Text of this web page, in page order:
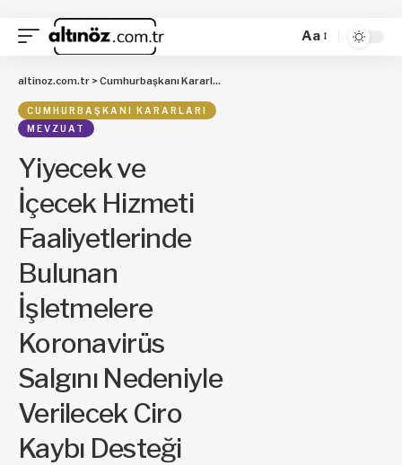
Aa
altinoz.com.tr > Cumhurbaşkanı Kararları
CUMHURBAŞKANI KARARLARI
MEVZUAT
Yiyecek ve
İçecek Hizmeti
Faaliyetlerinde
Bulunan
İşletmelere
Koronavirüs
Salgını Nedeniyle
Verilecek Ciro
Kaybı Desteği